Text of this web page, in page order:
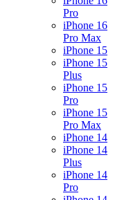
Pro
iPhone 16
Pro Max
iPhone 15
iPhone 15
Plus
iPhone 15
Pro
iPhone 15
Pro Max
iPhone 14
iPhone 14
Plus
iPhone 14
Pro